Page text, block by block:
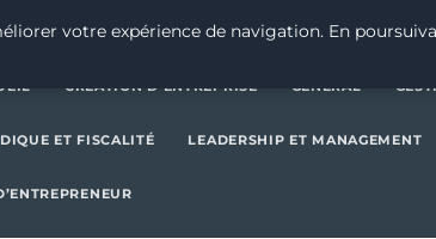
CRÉATION D’ENTREPRISE GENERAL
ET FISCALITÉ LEADERSHIP ET MANAGEMENT
votre expérience de navigation. En